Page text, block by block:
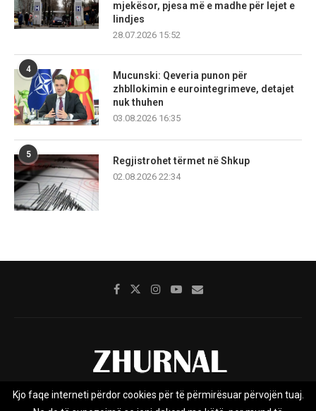
mjekësor, pjesa më e madhe për lejet e
lindjes
28.07.2026 15:52
4
Mucunski: Qeveria punon për
zhbllokimin e eurointegrimeve, detajet
nuk thuhen
03.08.2026 16:35
5
Regjistrohet tërmet në Shkup
02.08.2026 22:34
Rreth nesh Impresumi Marketing Kontakt
Kjo faqe interneti përdor cookies për të përmirësuar përvojën tuaj.